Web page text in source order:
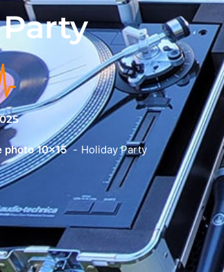
photo 10x15 Holiday Party